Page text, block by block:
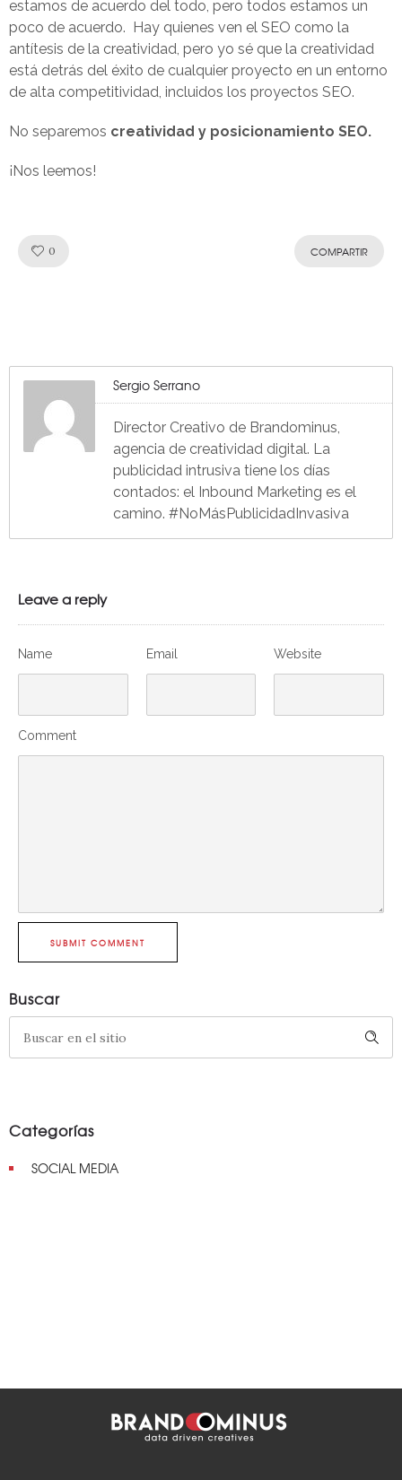
estamos de acuerdo del todo, pero todos estamos un
poco de acuerdo. Hay quienes ven el SEO como la
antítesis de la creatividad, pero yo sé que la creatividad
está detrás del éxito de cualquier proyecto en un entorno
de alta competitividad, incluidos los proyectos SEO.
No separemos creatividad y posicionamiento SEO.
¡Nos leemos!
0 COMPARTIR
Sergio Serrano
Director Creativo de Brandominus,
agencia de creatividad digital. La
publicidad intrusiva tiene los días
contados: el Inbound Marketing es el
camino. #NoMásPublicidadInvasiva
Leave a reply
Name Email Website
Comment
SUBMIT COMMENT
Buscar
Categorías
SOCIAL MEDIA